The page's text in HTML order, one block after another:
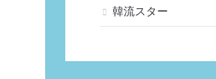
韓流スター